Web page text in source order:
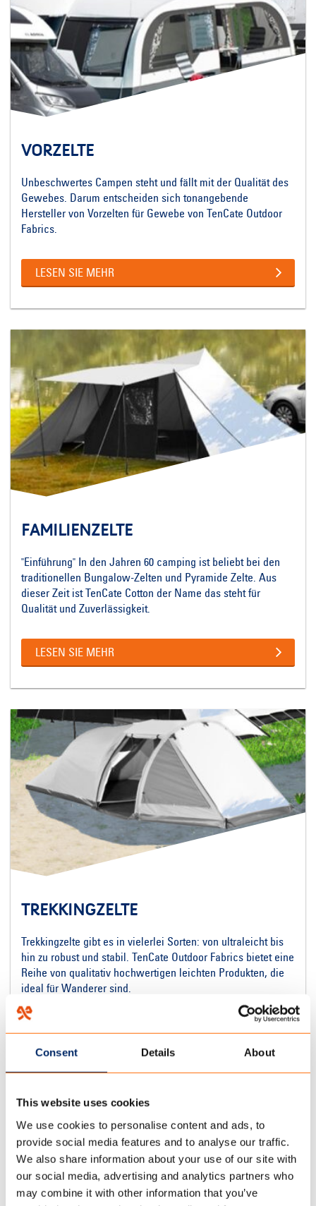
Consent Details About
This website uses cookies
We use cookies to personalise content and ads, to
provide social media features and to analyse our traffic.
We also share information about your use of our site with
our social media, advertising and analytics partners who
may combine it with other information that you’ve
VORZELTE
Unbeschwertes Campen steht und fällt mit der Qualität des
Gewebes. Darum entscheiden sich tonangebende
Hersteller von Vorzelten für Gewebe von TenCate Outdoor
Fabrics.
LESEN SIE MEHR
FAMILIENZELTE
"Einführung" In den Jahren 60 camping ist beliebt bei den
traditionellen Bungalow-Zelten und Pyramide Zelte. Aus
dieser Zeit ist TenCate Cotton der Name das steht für
Qualität und Zuverlässigkeit.
LESEN SIE MEHR
TREKKINGZELTE
Trekkingzelte gibt es in vielerlei Sorten: von ultraleicht bis
hin zu robust und stabil. TenCate Outdoor Fabrics bietet eine
Reihe von qualitativ hochwertigen leichten Produkten, die
ideal für Wanderer sind.
LESEN SIE MEHR